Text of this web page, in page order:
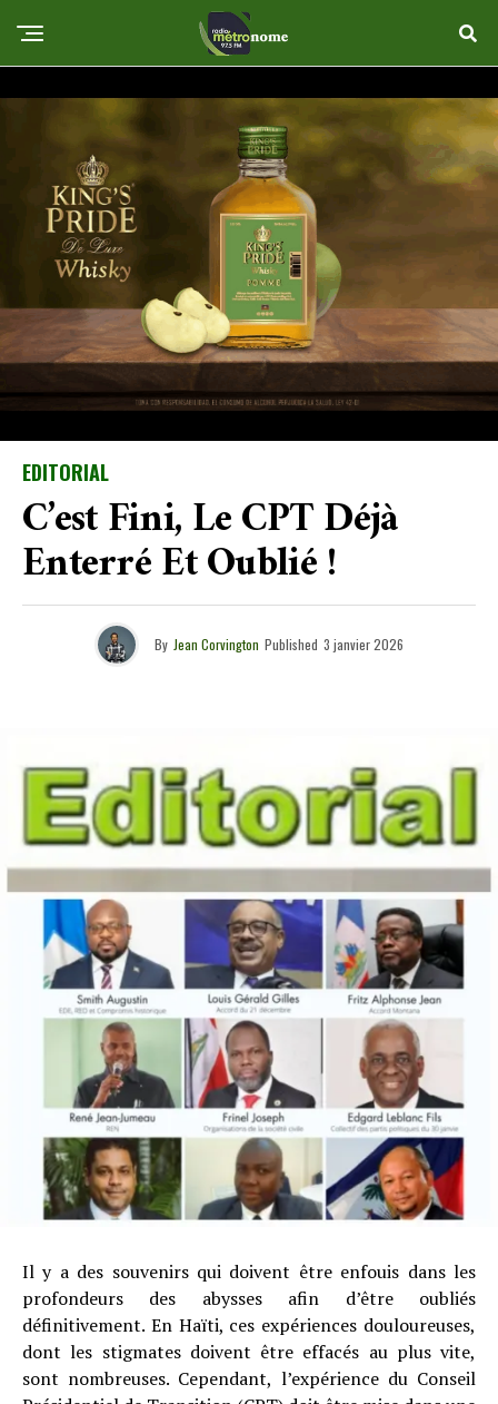
EDITORIAL
C’est Fini, Le CPT Déjà
Enterré Et Oublié !
By Jean Corvington Published 3 janvier 2026
Il y a des souvenirs qui doivent être enfouis dans les
profondeurs des abysses afin d’être oubliés
définitivement. En Haïti, ces expériences douloureuses,
dont les stigmates doivent être effacés au plus vite,
sont nombreuses. Cependant, l’expérience du Conseil